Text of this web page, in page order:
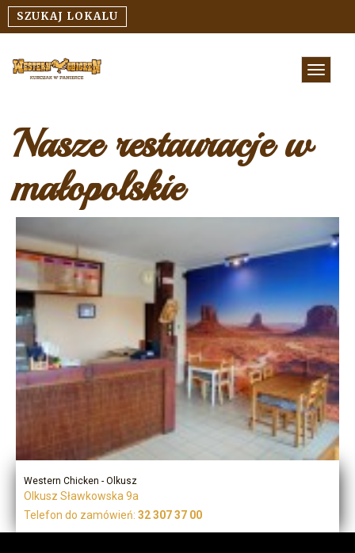
SZUKAJ LOKALU
Menu
Nasze restauracje w
małopolskie
Western Chicken - Olkusz
Olkusz Sławkowska 9a
Telefon do zamówień: 32 307 37 00